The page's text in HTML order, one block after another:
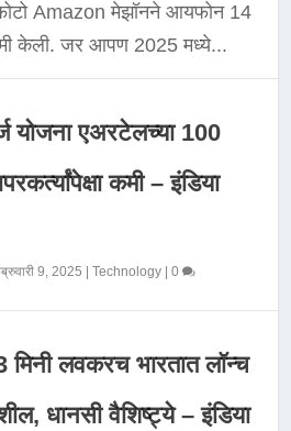
Amazon मेझॉनने आयफोन 14
केली. जर आपण 2025 मध्ये...
योजना एअरटेलच्या 100
कमी – इंडिया
9, 2025 |Technology |0
लवकरच भारतात लॉन्च
धानसी वैशिष्ट्ये – इंडिया